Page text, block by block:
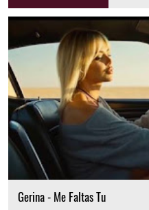
Gerina - Me Faltas Tu